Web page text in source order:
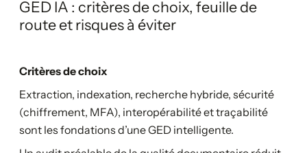
GED IA : critères de choix, feuille de
route et risques à éviter
Critères de choix
Extraction, indexation, recherche hybride, sécurité
(chiffrement, MFA), interopérabilité et traçabilité
sont les fondations d’une GED intelligente.